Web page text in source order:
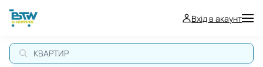
Вхід в акаунт
КВАРТИРА